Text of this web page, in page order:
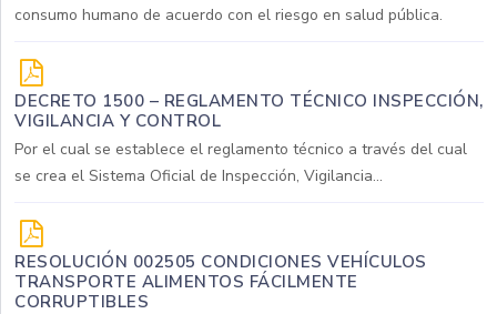
consumo humano de acuerdo con el riesgo en salud pública.
DECRETO 1500 – REGLAMENTO TÉCNICO INSPECCIÓN,
VIGILANCIA Y CONTROL
Por el cual se establece el reglamento técnico a través del cual
se crea el Sistema Oficial de Inspección, Vigilancia...
RESOLUCIÓN 002505 CONDICIONES VEHÍCULOS
TRANSPORTE ALIMENTOS FÁCILMENTE
CORRUPTIBLES